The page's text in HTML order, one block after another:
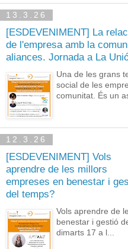
13.3.26
[ESDEVENIMENT] La
de l'empresa amb la
aliances. Jornada a La
Una de les grans
social de les
comunitat. És un
12.3.26
[ESDEVENIMENT] Vols
aprendre de les millors
empreses en benestar i
del temps?
Vols aprendre de
benestar i gestió
dimarts 17 a l...